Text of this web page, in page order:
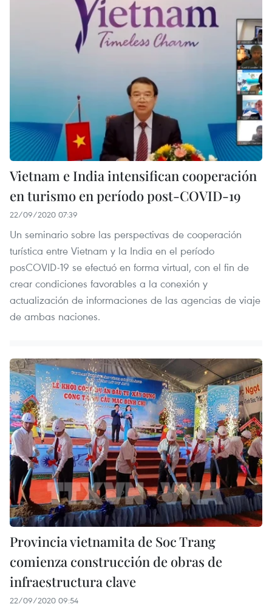
Vietnam e India intensifican cooperación
en turismo en período post-COVID-19
22/09/2020 07:39
Un seminario sobre las perspectivas de cooperación
turística entre Vietnam y la India en el período
posCOVID-19 se efectuó en forma virtual, con el fin de
crear condiciones favorables a la conexión y
actualización de informaciones de las agencias de viaje
de ambas naciones.
Provincia vietnamita de Soc Trang
comienza construcción de obras de
infraestructura clave
22/09/2020 09:54